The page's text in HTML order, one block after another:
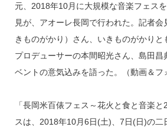
元、2018年10月に大規模な音楽フェス
見が、アオーレ長岡で行われた。記者
きものがかり）さん、いきものがかりと
プロデューサーの本間昭光さん、島田昌
ベントの意気込みを語った。（動画＆フ
「長岡米百俵フェス～花火と食と音楽
スは、2018年10月6日(土)、7日(日)の二